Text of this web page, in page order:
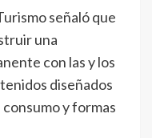
señaló que
una
con las y los
diseñados
y formas